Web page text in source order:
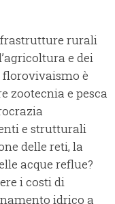
rurali
e dei
è
zootecnia e pesca
e strutturali
delle reti, la
acque reflue?
i costi di
idrico a